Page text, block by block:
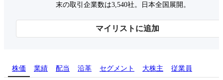
末の取引企業数は3,540社。日本全国展開。
マイリストに追加
株価 業績 配当 沿革 セグメント 大株主 従業員